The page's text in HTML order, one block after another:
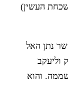
העשין)
נתן האל
וליעקב
והוא